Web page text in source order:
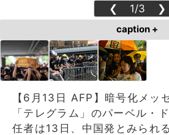
❮ 1/3 ❯
caption +
【6月13日 AFP】暗号化メッ
「テレグラム」のパーベル・
任者は13日、中国発とみられ